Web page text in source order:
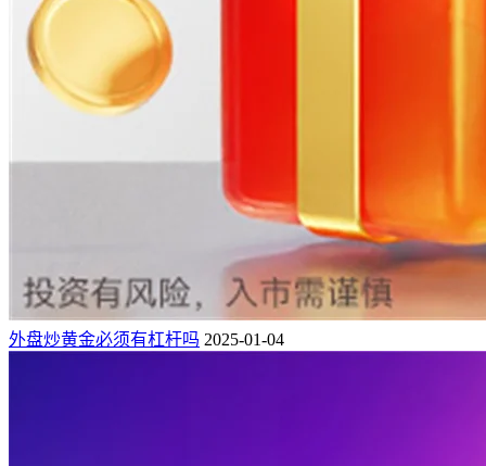
外盘炒黄金必须有杠杆吗 2025-01-04